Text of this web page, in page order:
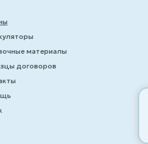
материалы
договоров